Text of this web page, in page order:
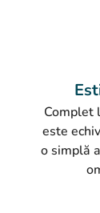
Complet
este
o simplă